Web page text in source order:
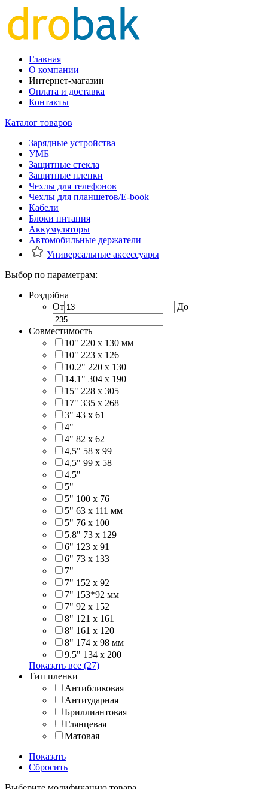
Главная
О компании
Интернет-магазин
Оплата и доставка
Контакты
Каталог товаров
Зарядные устройства
УМБ
Защитные стекла
Защитные пленки
Чехлы для телефонов
Чехлы для планшетов/E-book
Кабели
Блоки питания
Аккумуляторы
Автомобильные держатели
Универсальные аксессуары
Выбор по параметрам:
Роздрібна
От
До
Совместимость
10" 220 x 130 мм
10" 223 x 126
10.2" 220 x 130
14.1" 304 х 190
15" 228 x 305
17" 335 х 268
3" 43 x 61
4"
4" 82 x 62
4,5" 58 х 99
4,5" 99 x 58
4.5"
5"
5" 100 x 76
5" 63 x 111 мм
5" 76 х 100
5.8" 73 x 129
6" 123 х 91
6" 73 х 133
7"
7" 152 x 92
7" 153*92 мм
7" 92 х 152
8" 121 х 161
8" 161 х 120
8" 174 x 98 мм
9.5" 134 x 200
Показать все (27)
Тип пленки
Антибликовая
Антиударная
Бриллиантовая
Глянцевая
Матовая
Показать
Сбросить